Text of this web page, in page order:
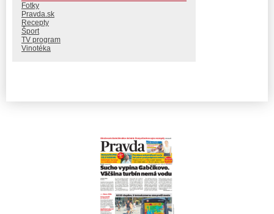
Fotky
Pravda.sk
Recepty
Šport
TV program
Vinotéka